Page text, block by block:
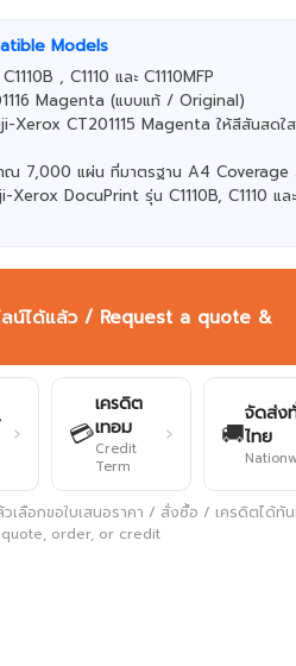
Models
, C1110 และ C1110MFP
Magenta (แบบแท้ / Original)
CT201115 Magenta ให้สีสันสดใ
7,000 แผ่น ที่มาตรฐาน A4 Coverage
DocuPrint รุ่น C1110B, C1110 และ
ลน์ได้แล้ว / Request a quote &
› 💳
เครดิต
เทอม
Credit
Term
› 🚚
จัดส่ง
ไทย
เลือกขอใบเสนอราคา / สั่งซื้อ / เครดิตได้ทัน
order, or credit